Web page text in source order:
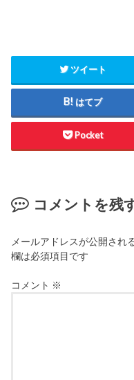
ツイート
はてブ
Pocket
コメントを残
メールアドレスが公開され
欄は必須項目です
コメント ※